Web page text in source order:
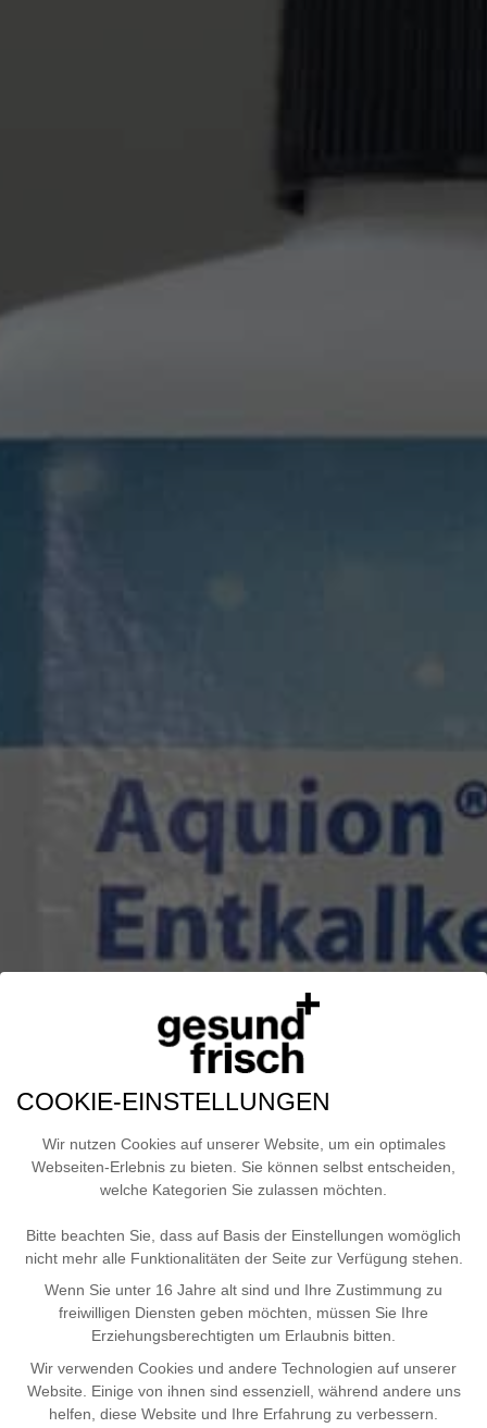
COOKIE-EINSTELLUNGEN
Wir nutzen Cookies auf unserer Website, um ein optimales
Webseiten-Erlebnis zu bieten. Sie können selbst entscheiden,
welche Kategorien Sie zulassen möchten.
Bitte beachten Sie, dass auf Basis der Einstellungen womöglich
nicht mehr alle Funktionalitäten der Seite zur Verfügung stehen.
Wenn Sie unter 16 Jahre alt sind und Ihre Zustimmung zu
freiwilligen Diensten geben möchten, müssen Sie Ihre
Erziehungsberechtigten um Erlaubnis bitten.
Wir verwenden Cookies und andere Technologien auf unserer
Website. Einige von ihnen sind essenziell, während andere uns
helfen, diese Website und Ihre Erfahrung zu verbessern.